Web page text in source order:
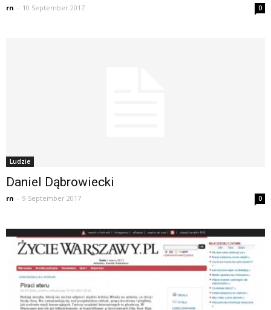
rn - 10 September 2017 0
Ludzie
Daniel Dąbrowiecki
rn - 9 September 2017 0